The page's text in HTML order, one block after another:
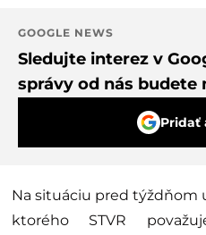
GOOGLE NEWS
Sledujte interez v
správy od nás budete
Pridať
Na situáciu pred týždňom
ktorého STVR